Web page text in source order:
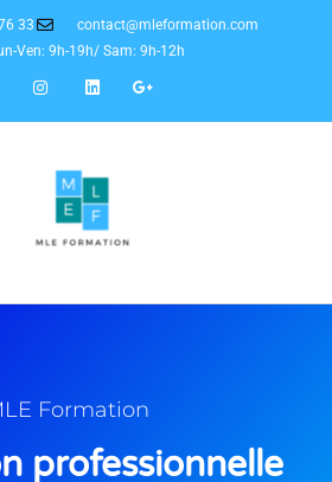
33
contact@mleformation.com
Ven: 9h-19h/ Sam: 9h-12h
Formation
professionnelle